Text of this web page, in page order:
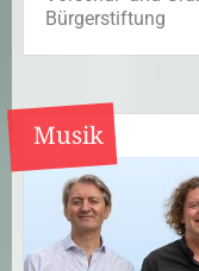
Bürgerstiftung
Musik